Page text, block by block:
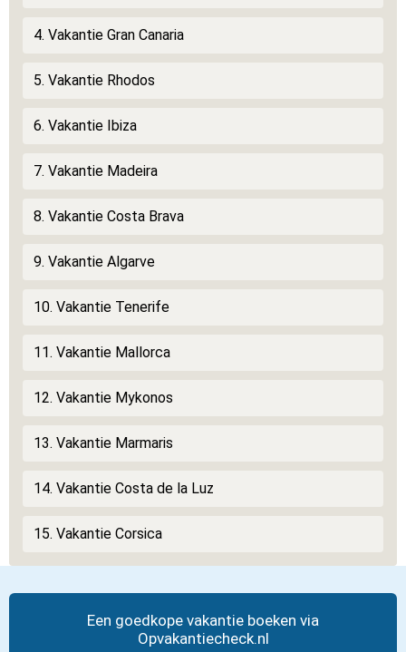
4. Vakantie Gran Canaria
5. Vakantie Rhodos
6. Vakantie Ibiza
7. Vakantie Madeira
8. Vakantie Costa Brava
9. Vakantie Algarve
10. Vakantie Tenerife
11. Vakantie Mallorca
12. Vakantie Mykonos
13. Vakantie Marmaris
14. Vakantie Costa de la Luz
15. Vakantie Corsica
Een goedkope vakantie boeken via
Opvakantiecheck.nl